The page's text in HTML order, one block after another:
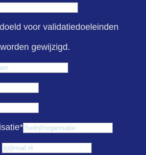
voor validatiedoeleinden
gewijzigd.
Voornaam
Tussenvoegsel
Achternaam
*